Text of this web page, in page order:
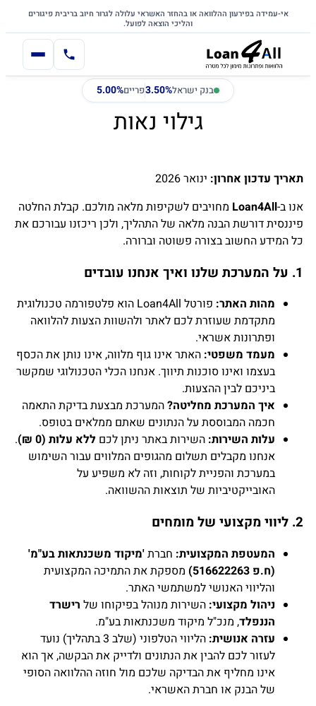
לתוכן
דלג לתוכן הראשי
אי-עמידה בפירעון ההלוואה או בהחזר האשראי עלולה לגרור חיוב בריבית פיגורים
והליכי הוצאה לפועל.
בנק ישראל3.50%פריים5.00%
גילוי נאות
תאריך עדכון אחרון: ינואר 2026
אנו ב-Loan4All מחויבים לשקיפות מלאה מולכם. קבלת החלטה
פיננסית דורשת הבנה מלאה של התהליך, ולכן ריכזנו עבורכם את
כל המידע החשוב בצורה פשוטה וברורה.
1. על המערכת שלנו ואיך אנחנו עובדים
מהות האתר:
פורטל Loan4All הוא פלטפורמה טכנולוגית
מתקדמת שעוזרת לכם לאתר ולהשוות הצעות להלוואה
ופתרונות אשראי.
מעמד משפטי: האתר אינו גוף מלווה, אינו נותן את הכסף
בעצמו ואינו סוכנות תיווך. אנחנו הכלי הטכנולוגי שמקשר
ביניכם לבין ההצעות.
איך המערכת מחליטה?המערכת מבצעת בדיקת התאמה
חכמה המבוססת על הנתונים שאתם ממלאים בטופס.
עלות השירות: השירות באתר ניתן לכם ללא עלות (0 ₪)
.
אנחנו מקבלים תשלום מהגופים המלווים עבור השימוש
במערכת והפניית לקוחות, וזה לא משפיע על
האובייקטיביות של תוצאות ההשוואה.
2. ליווי מקצועי של מומחים
המעטפת המקצועית: חברת'מיקוד משכנתאות בע"מ'
(ח.פ 516622263)
מספקת את התמיכה המקצועית
והליווי האנושי למשתמשי האתר.
ניהול מקצועי: השירות מנוהל בפיקוחו של רישרד
הננפלד, מנכ"ל מיקוד משכנתאות בע"מ.
עזרה אנושית:
הליווי הטלפוני (שלב 3 בתהליך) נועד
לעזור לכם להבין את הנתונים ולדייק את הבקשה, אך הוא
אינו מחליף את הבדיקה שלכם מול חוזה ההלוואה הסופי
של הבנק או חברת האשראי.